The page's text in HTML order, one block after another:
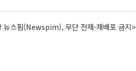
뉴스핌(Newspim), 무단 전재-재배포 금지>